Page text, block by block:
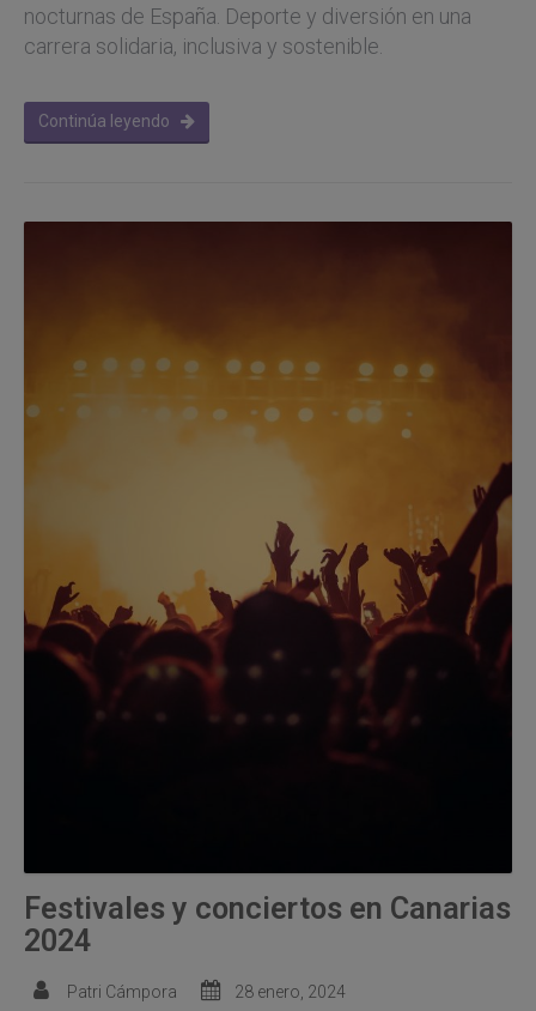
nocturnas de España. Deporte y diversión en una
carrera solidaria, inclusiva y sostenible.
Continúa leyendo
Festivales y conciertos en Canarias
2024
Patri Cámpora 28 enero, 2024